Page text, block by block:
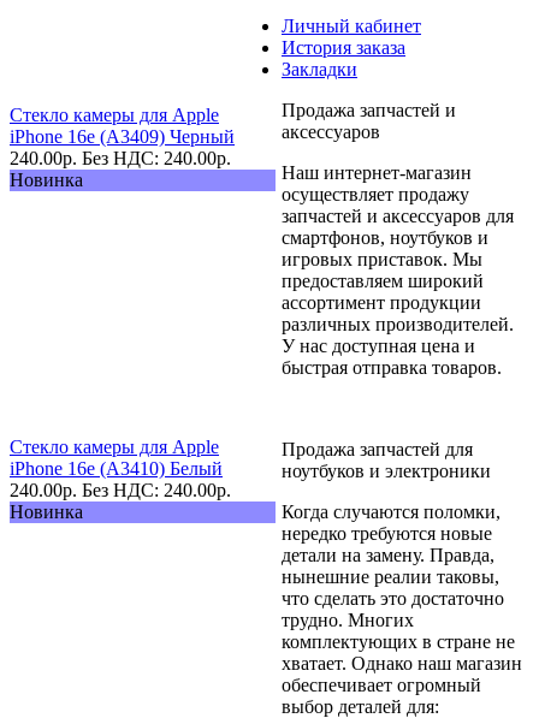
Стекло камеры для Apple
iPhone 16e (A3409) Черный
240.00р. Без НДС: 240.00р.
Новинка
Стекло камеры для Apple
iPhone 16e (A3410) Белый
240.00р. Без НДС: 240.00р.
Новинка
Личный кабинет
История заказа
Закладки
Продажа запчастей и
аксессуаров
Наш интернет-магазин
осуществляет продажу
запчастей и аксессуаров для
смартфонов, ноутбуков и
игровых приставок. Мы
предоставляем широкий
ассортимент продукции
различных производителей.
У нас доступная цена и
быстрая отправка товаров.
Продажа запчастей для
ноутбуков и электроники
Когда случаются поломки,
нередко требуются новые
детали на замену. Правда,
нынешние реалии таковы,
что сделать это достаточно
трудно. Многих
комплектующих в стране не
хватает. Однако наш магазин
обеспечивает огромный
выбор деталей для: